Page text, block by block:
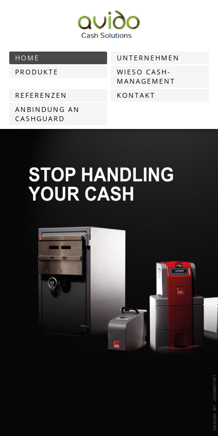
HOME
UNTERNEHMEN
PRODUKTE
WIESO CASH-
MANAGEMENT
REFERENZEN
KONTAKT
ANBINDUNG AN
CASHGUARD